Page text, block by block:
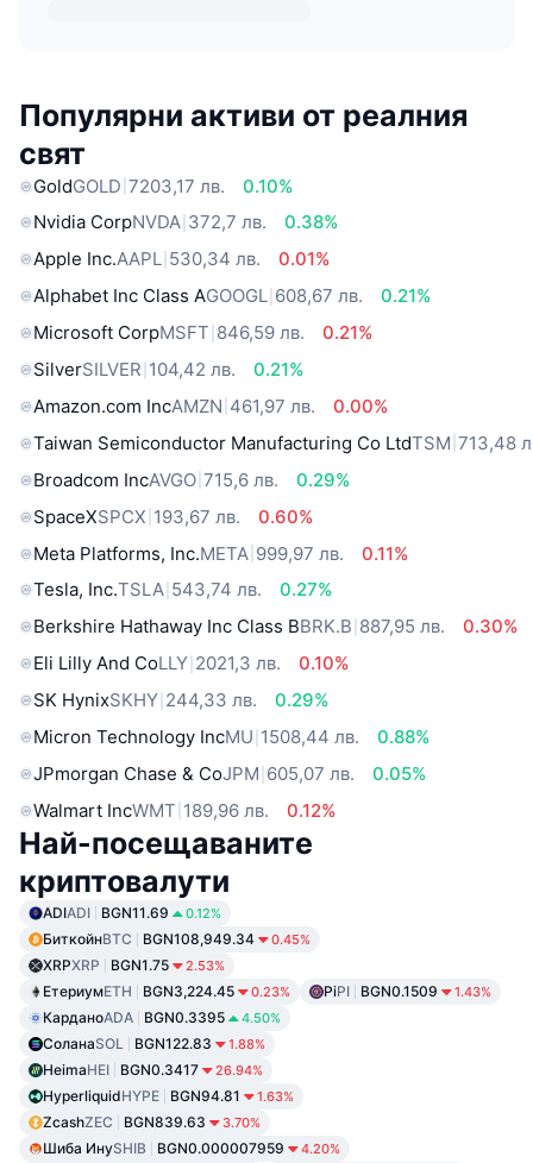
Популярни активи от реалния
свят
GoldGOLD 7203,17 лв.
0.10%
Nvidia CorpNVDA 372,7 лв.
0.38%
Apple Inc.AAPL 530,34 лв.
0.01%
Alphabet Inc Class AGOOGL 608,67 лв.
0.21%
Microsoft CorpMSFT 846,59 лв.
0.21%
SilverSILVER 104,42 лв.
0.21%
Amazon.com IncAMZN 461,97 лв.
0.00%
Taiwan Semiconductor Manufacturing Co LtdTSM 713,48
Broadcom IncAVGO 715,6 лв.
0.29%
SpaceXSPCX 193,67 лв.
0.60%
Meta Platforms, Inc.META 999,97 лв.
0.11%
Tesla, Inc.TSLA 543,74 лв.
0.27%
Berkshire Hathaway Inc Class BBRK.B 887,95 лв.
0.30%
Eli Lilly And CoLLY 2021,3 лв.
0.10%
SK HynixSKHY 244,33 лв.
0.29%
Micron Technology IncMU 1508,44 лв.
0.88%
JPmorgan Chase & CoJPM 605,07 лв.
0.05%
Walmart IncWMT 189,96 лв. 0.12%
Най-посещаваните
криптовалути
ADIADI BGN11.69 0.12%
БиткойнBTC BGN108,949.34 0.45%
XRPXRP BGN1.75 2.53%
ЕтериумETH BGN3,224.45 0.23% PiPI BGN0.1509 1.43%
КарданоADA BGN0.3395 4.50%
СоланаSOL BGN122.83 1.88%
HeimaHEI BGN0.3417 26.94%
HyperliquidHYPE BGN94.81 1.63%
ZcashZEC BGN839.63 3.70%
Шиба ИнуSHIB BGN0.000007959 4.20%